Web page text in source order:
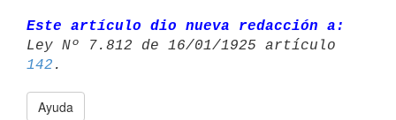
Este artículo dio nueva redacción a:
Ley Nº 7.812 de 16/01/1925 artículo
142
Ayuda